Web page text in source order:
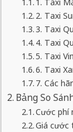
2. Taxi
3. Taxi
4. Taxi
5. Taxi
6. Taxi
7. Các
Bảng So
Cước phí
Giá cước